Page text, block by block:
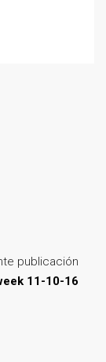
publicación
11-10-16